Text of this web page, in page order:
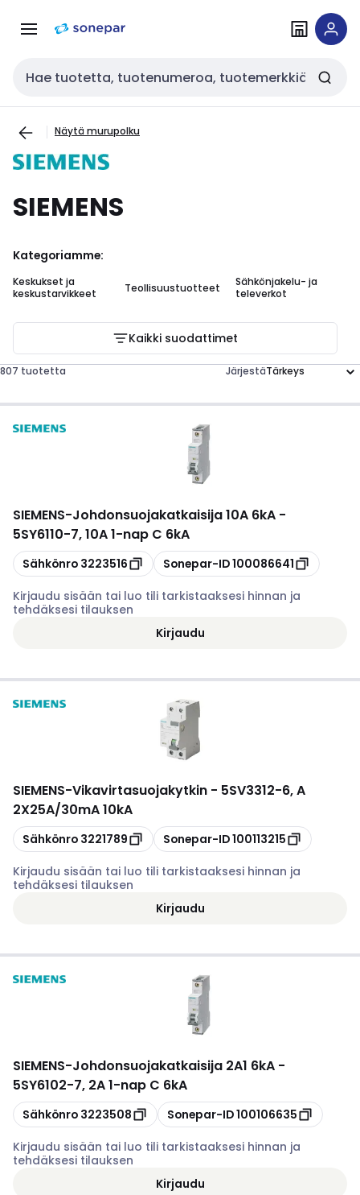
navigointiinsisältöön
Haku
Näytä murupolku
SIEMENS
Kategoriamme:
Keskukset ja
keskustarvikkeet
Teollisuustuotteet
Sähkönjakelu- ja
televerkot
Kaikki suodattimet
807 tuotetta Järjestä
SIEMENS-Johdonsuojakatkaisija 10A 6kA -
5SY6110-7, 10A 1-nap C 6kA
Kopioi
Sähkönro 3223516 Kopioi
Sonepar-ID100086641
Kirjaudu sisään tai luo tili tarkistaaksesi hinnan ja
tehdäksesi tilauksen
Kirjaudu
SIEMENS-Vikavirtasuojakytkin - 5SV3312-6, A
2X25A/30mA 10kA
Kopioi
Sähkönro 3221789 Kopioi
Sonepar-ID100113215
Kirjaudu sisään tai luo tili tarkistaaksesi hinnan ja
tehdäksesi tilauksen
Kirjaudu
SIEMENS-Johdonsuojakatkaisija 2A1 6kA -
5SY6102-7, 2A 1-nap C 6kA
Kopioi
Sähkönro 3223508 Kopioi
Sonepar-ID100106635
Kirjaudu sisään tai luo tili tarkistaaksesi hinnan ja
tehdäksesi tilauksen
Kirjaudu